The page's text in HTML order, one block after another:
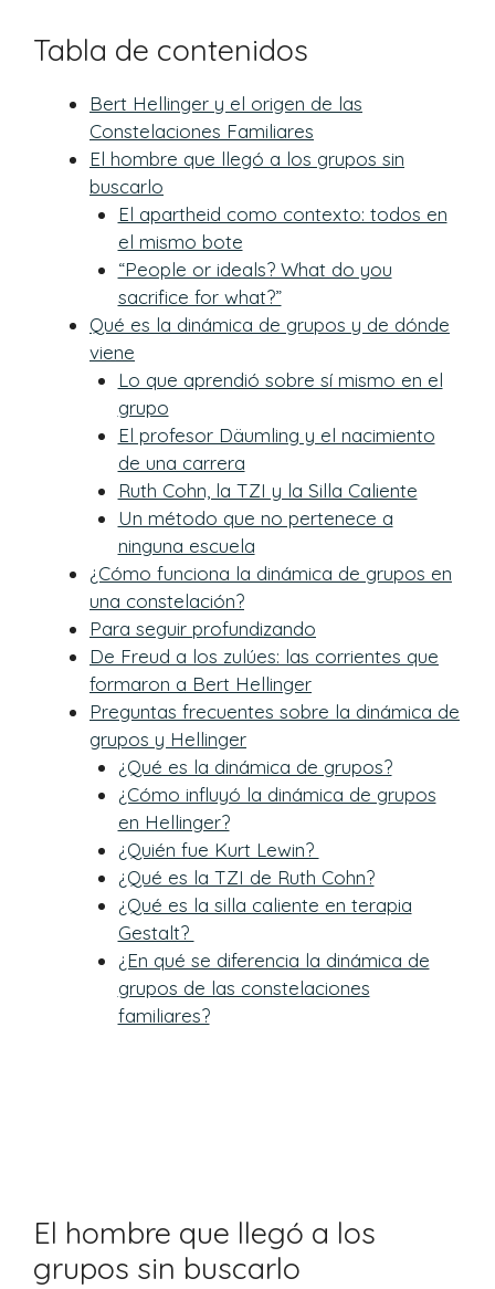
Tabla de contenidos
Bert Hellinger y el origen de las
Constelaciones Familiares
El hombre que llegó a los grupos sin
buscarlo
El apartheid como contexto: todos en
el mismo bote
“People or ideals? What do you
sacrifice for what?”
Qué es la dinámica de grupos y de dónde
viene
Lo que aprendió sobre sí mismo en el
grupo
El profesor Däumling y el nacimiento
de una carrera
Ruth Cohn, la TZI y la Silla Caliente
Un método que no pertenece a
ninguna escuela
¿Cómo funciona la dinámica de grupos en
una constelación?
Para seguir profundizando
De Freud a los zulúes: las corrientes que
formaron a Bert Hellinger
Preguntas frecuentes sobre la dinámica de
grupos y Hellinger
¿Qué es la dinámica de grupos?
¿Cómo influyó la dinámica de grupos
en Hellinger?
¿Quién fue Kurt Lewin?
¿Qué es la TZI de Ruth Cohn?
¿Qué es la silla caliente en terapia
Gestalt?
¿En qué se diferencia la dinámica de
grupos de las constelaciones
familiares?
El hombre que llegó a los
grupos sin buscarlo